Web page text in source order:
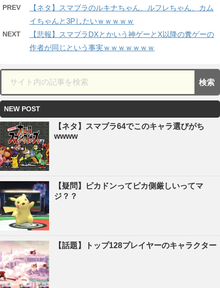
PREV
【ネタ】スマブラのルキナちゃん、ルフレちゃん、カム
イちゃんと3Pしたいｗｗｗｗｗ
NEXT
【悲報】スマブラDXとかいう神ゲーとX以降の糞ゲーの
作者が同じという事実ｗｗｗｗｗｗｗ
NEW POST
【ネタ】スマブラ64でこのキャラ選びがち
wwww
【疑問】ピカドンってピカ側厳しいってマ
ジ？？
【話題】トップ128プレイヤーのキャラクター